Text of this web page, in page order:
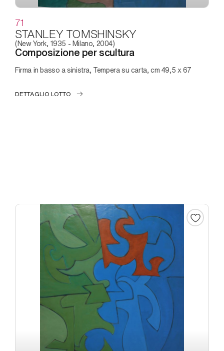
71
STANLEY TOMSHINSKY
(New York, 1935 - Milano, 2004)
Composizione per scultura
Firma in basso a sinistra, Tempera su carta, cm 49,5 x 67
DETTAGLIO LOTTO